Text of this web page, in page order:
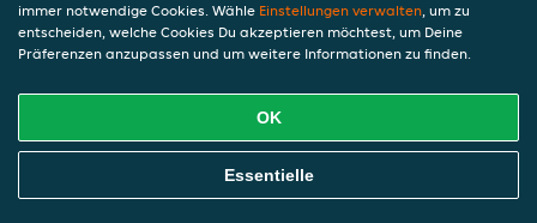
Solltest du weitere Fragen oder Beschwerden in Bezug auf
die Verarbeitung deiner personenbezogenen Daten haben,
kontaktieren wir dich gerne. Wir würden uns auch über
Tipps oder Vorschläge zur Verbesserung unserer Erklärung
Sicherheit
immer notwendige Cookies. Wähle Einstellungen verwalten, um zu
entscheiden, welche Cookies Du akzeptieren möchtest, um Deine
Präferenzen anzupassen und um weitere Informationen zu finden.
OK
Essentielle